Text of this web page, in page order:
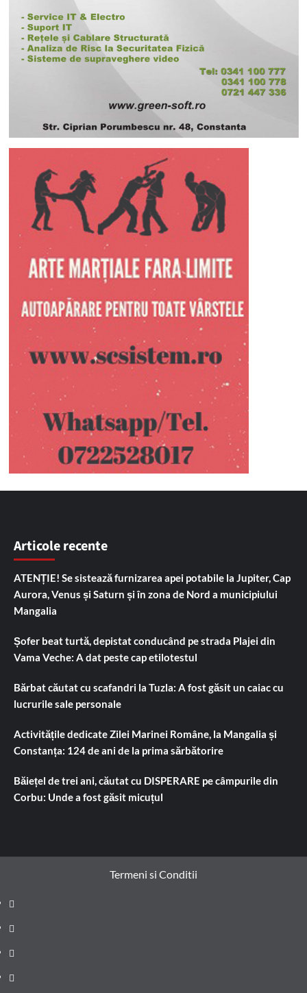
Articole recente
ATENȚIE! Se sistează furnizarea apei potabile la Jupiter, Cap
Aurora, Venus și Saturn și în zona de Nord a municipiului
Mangalia
Șofer beat turtă, depistat conducând pe strada Plajei din
Vama Veche: A dat peste cap etilotestul
Bărbat căutat cu scafandri la Tuzla: A fost găsit un caiac cu
lucrurile sale personale
Activitățile dedicate Zilei Marinei Române, la Mangalia și
Constanța: 124 de ani de la prima sărbătorire
Băiețel de trei ani, căutat cu DISPERARE pe câmpurile din
Corbu: Unde a fost găsit micuțul
Termeni si Conditii
Prima
pagină
Știri
de
ultima
Administrație
locală
Actualitate